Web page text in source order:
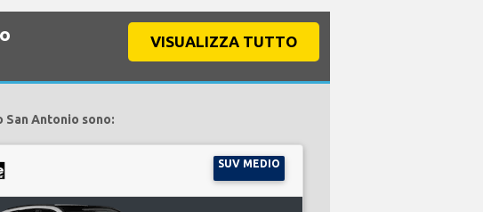
VISUALIZZA TUTTO
Antonio sono:
SUV MEDIO